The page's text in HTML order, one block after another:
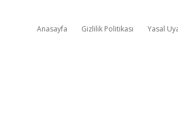
Anasayfa Gizlilik Politikası Yasal